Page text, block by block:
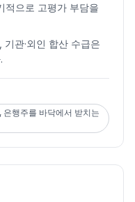
으로 고평가 부담을
관·외인 합산 수급은
은행주를 바닥에서 받치는